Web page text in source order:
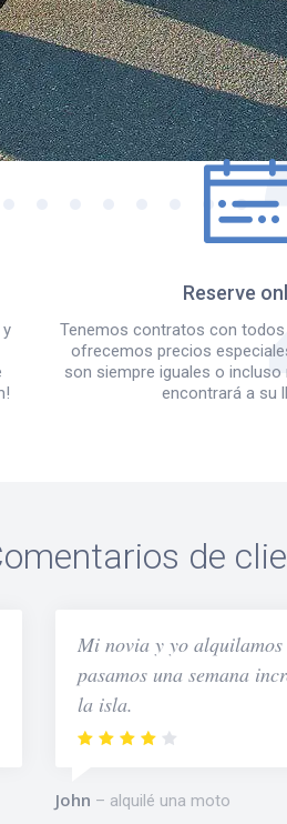
¿Cómo
Reserve
Tenemos contratos con
ofrecemos precios
son siempre iguales o
encontrará a su
de
Mi novia y yo alquilamos
pasamos una semana
la isla.
John alquilé una moto